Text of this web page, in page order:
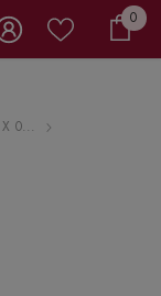
00
0...